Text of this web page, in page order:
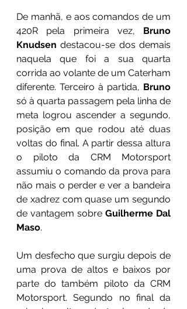
De manhã, e aos comandos de um
420R pela primeira vez, Bruno
Knudsen destacou-se dos demais
naquela que foi a sua quarta
corrida ao volante de um Caterham
diferente. Terceiro à partida, Bruno
só à quarta passagem pela linha de
meta logrou ascender a segundo,
posição em que rodou até duas
voltas do final. A partir dessa altura
o piloto da CRM Motorsport
assumiu o comando da prova para
não mais o perder e ver a bandeira
de xadrez com quase um segundo
de vantagem sobre Guilherme Dal
Maso.
Um desfecho que surgiu depois de
uma prova de altos e baixos por
parte do também piloto da CRM
Motorsport. Segundo no final da